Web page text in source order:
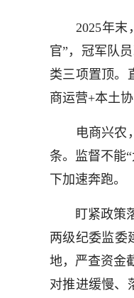
2025年末，
官”，冠军队
类三项置顶。
商运营+本土
电商兴农，
条。监督不能
下加速奔跑。
盯紧政策落
两级纪委监委
地，严查资金
对推进缓慢、